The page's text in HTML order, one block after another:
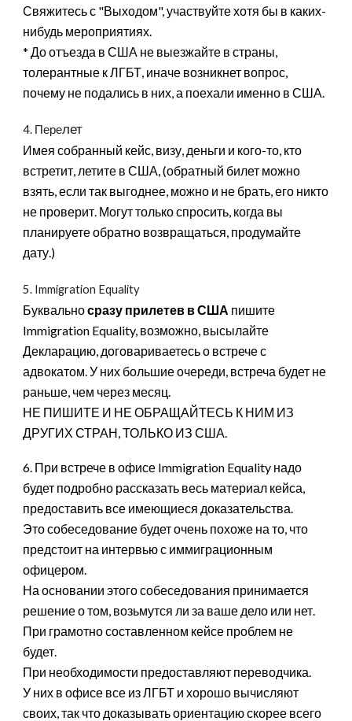
Свяжитесь с "Выходом", участвуйте хотя бы в каких-
нибудь мероприятиях.
* До отъезда в США не выезжайте в страны,
толерантные к ЛГБТ, иначе возникнет вопрос,
почему не подались в них, а поехали именно в США.
4. Перелет
Имея собранный кейс, визу, деньги и кого-то, кто
встретит, летите в США, (обратный билет можно
взять, если так выгоднее, можно и не брать, его никто
не проверит. Могут только спросить, когда вы
планируете обратно возвращаться, продумайте
дату.)
5. Immigration Equality
Буквальносразу прилетев в США пишите
Immigration Equality, возможно, высылайте
Декларацию, договариваетесь о встрече с
адвокатом. У них большие очереди, встреча будет не
раньше, чем через месяц.
НЕ ПИШИТЕ И НЕ ОБРАЩАЙТЕСЬ К НИМ ИЗ
ДРУГИХ СТРАН, ТОЛЬКО ИЗ США.
6. При встрече в офисе Immigration Equality надо
будет подробно рассказать весь материал кейса,
предоставить все имеющиеся доказательства.
Это собеседование будет очень похоже на то, что
предстоит на интервью с иммиграционным
офицером.
На основании этого собеседования принимается
решение о том, возьмутся ли за ваше дело или нет.
При грамотно составленном кейсе проблем не
будет.
При необходимости предоставляют переводчика.
У них в офисе все из ЛГБТ и хорошо вычисляют
своих, так что доказывать ориентацию скорее всего